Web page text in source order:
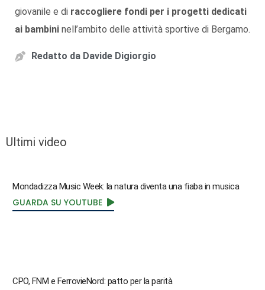
giovanile e di raccogliere fondi per i progetti dedicati
ai bambini nell’ambito delle attività sportive di Bergamo.
Redatto da Davide Digiorgio
Ultimi video
Mondadizza Music Week: la natura diventa una fiaba in musica
GUARDA SU YOUTUBE
CPO, FNM e FerrovieNord: patto per la parità